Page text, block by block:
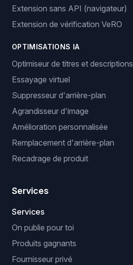
Extension sans API (navigateur)
Extension de vérification VeRO
OPTIMISATIONS IA
Optimiseur de titres et descriptions
Essayage virtuel
Suppresseur d'arrière-plan
Agrandisseur d'image
Amélioration personnalisée
Remplacement d'arrière-plan
Recadrage de produit
Services
Services
On publie pour toi
Produits gagnants
Fournisseur privé